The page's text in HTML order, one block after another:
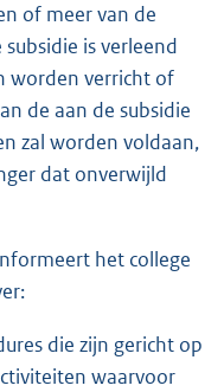
of meer van de
is verleend
worden verricht of
de aan de subsidie
zal worden voldaan,
dat onverwijld
het college
die zijn gericht op
waarvoor